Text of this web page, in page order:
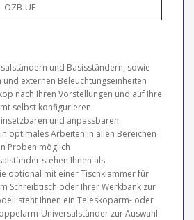
OZB-UE
und Basisständern, sowie
externen Beleuchtungseinheiten
nach Ihren Vorstellungen und auf Ihre
selbst konfigurieren
und anpassbaren
optimales Arbeiten in allen Bereichen
Proben möglich
stehen Ihnen als
optional mit einer Tischklammer für
Schreibtisch oder Ihrer Werkbank zur
steht Ihnen ein Teleskoparm- oder
Universalständer zur Auswahl